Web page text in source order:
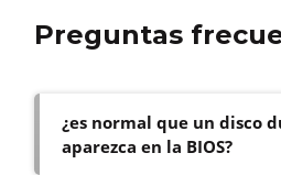
Preguntas
¿es normal que un disco
aparezca en la BIOS?